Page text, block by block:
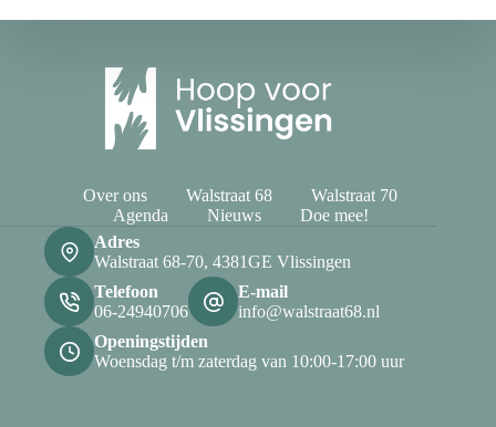
Over ons Walstraat 68
Walstraat 70
Agenda
Nieuws
Doe mee!
Adres
Walstraat 68-70, 4381GE Vlissingen
Telefoon
06-24940706
E-mail
info@walstraat68.nl
Openingstijden
Woensdag t/m zaterdag van 10:00-17:00 uur